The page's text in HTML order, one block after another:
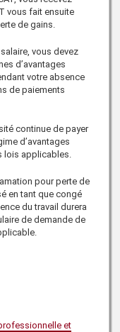
vous fait ensuite
de gains.
vous devez
d’avantages
votre absence
de paiements
continue de payer
d’avantages
lois applicables.
pour perte de
en tant que congé
du travail durera
de demande de
et